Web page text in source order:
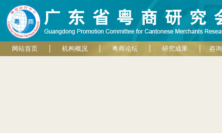
网站首页 机构概况 粤商论坛 研究成果 咨